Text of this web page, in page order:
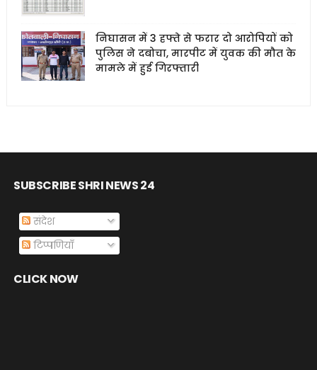
निघासन में 3 हफ्ते से फरार दो आरोपियों को
पुलिस ने दबोचा, मारपीट में युवक की मौत के
मामले में हुई गिरफ्तारी
SUBSCRIBE SHRI NEWS 24
संदेश
टिप्पणियाँ
CLICK NOW